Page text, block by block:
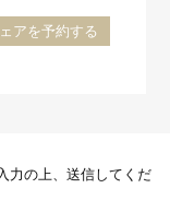
アを予約する